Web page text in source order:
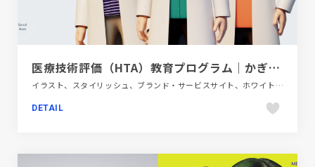
医療技術評価（HTA）教育プログラム｜かぎられた資源で持続可能な医療を。
イラスト、スタイリッシュ、ブランド・サービスサイト、ホワイト系、ポップ、医療・ヘルスケア、教育・学校
DETAIL